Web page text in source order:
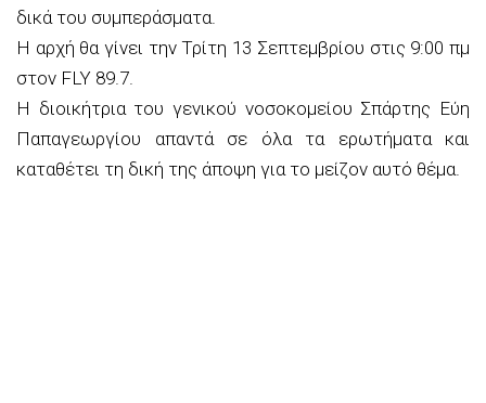
δικά του συμπεράσματα.
Η αρχή θα γίνει την Τρίτη 13 Σεπτεμβρίου στις 9:00 πμ
στον FLY 89.7.
Η διοικήτρια του γενικού νοσοκομείου Σπάρτης Εύη
Παπαγεωργίου απαντά σε όλα τα ερωτήματα και
καταθέτει τη δική της άποψη για το μείζον αυτό θέμα.